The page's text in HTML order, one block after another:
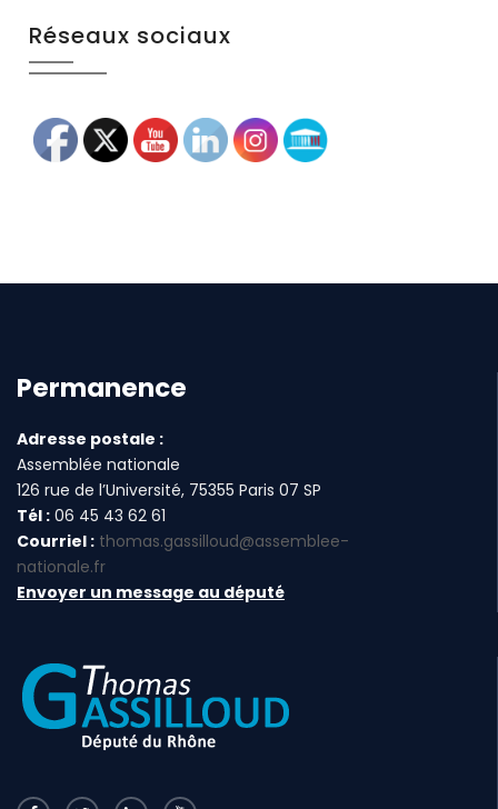
Réseaux sociaux
Permanence
Adresse postale :
Assemblée nationale
126 rue de l’Université, 75355 Paris 07 SP
Tél : 06 45 43 62 61
Courriel : thomas.gassilloud@assemblee-
nationale.fr
Envoyer un message au député